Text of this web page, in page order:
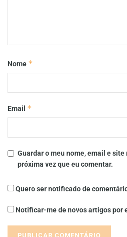
Nome *
Email *
Guardar o meu nome, email e
próxima vez que eu comentar.
Quero ser notificado de
Notificar-me de novos artigos por